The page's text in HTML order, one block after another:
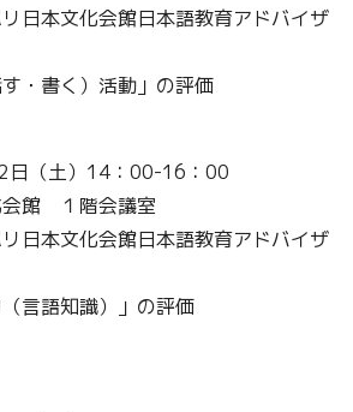
日本文化会館日本語教育アドバイザ
・書く）活動」の評価
日（土）14：00-16：00
会館 １階会議室
日本文化会館日本語教育アドバイザ
言語知識）」の評価